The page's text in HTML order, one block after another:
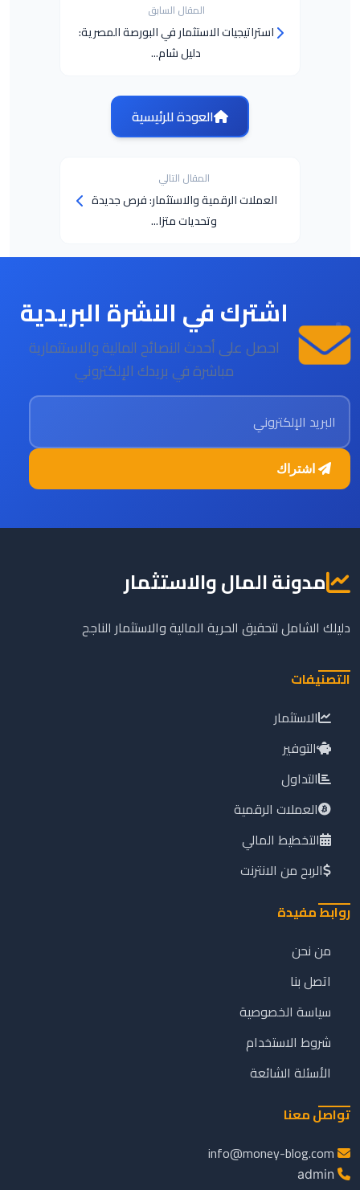
المقال السابق
استراتيجيات الاستثمار في البورصة المصرية:
دليل شام...
العودة للرئيسية
المقال التالي
العملات الرقمية والاستثمار: فرص جديدة
وتحديات متزا...
اشترك في النشرة البريدية
احصل على أحدث النصائح المالية والاستثمارية
مباشرة في بريدك الإلكتروني
البريد الإلكتروني
مدونة المال والاستثمار
دليلك الشامل لتحقيق الحرية المالية والاستثمار الناجح
التصنيفات
الاستثمار
التوفير
التداول
العملات الرقمية
التخطيط المالي
الربح من الانترنت
روابط مفيدة
من نحن
اتصل بنا
سياسة الخصوصية
شروط الاستخدام
الأسئلة الشائعة
تواصل معنا
info@money-blog.com
admin